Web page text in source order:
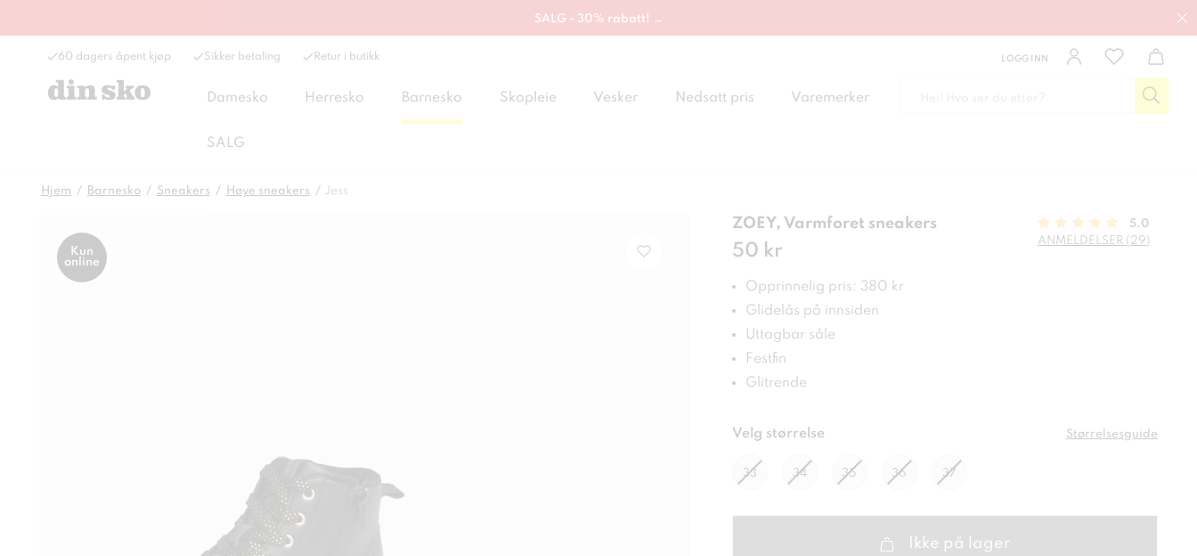
SALG - 30% rabatt! →
60 dagers åpent kjøp Sikker betaling Retur i butikk LOGG INN
Damesko Herresko Barnesko Skopleie Vesker Nedsatt pris Varemerker
SALG
Hjem Barnesko Sneakers Høye sneakers Jess
Kun
online
ZOEY, Varmforet sneakers
Pris :50 kr
50 kr
5.0
ANMELDELSER (29)
Opprinnelig pris: 380 kr
Glidelås på innsiden
Uttagbar såle
Festfin
Glitrende
Velg størrelse Størrelsesguide
33 34 35 36 37
Ikke på lager